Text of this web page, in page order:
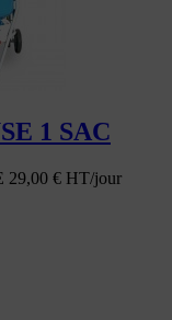
1 SAC
29,00 € HT/jour